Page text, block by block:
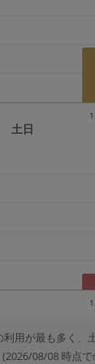
の設定について
時間）の金額と
土日
用が最も多く、
08/08 時点で